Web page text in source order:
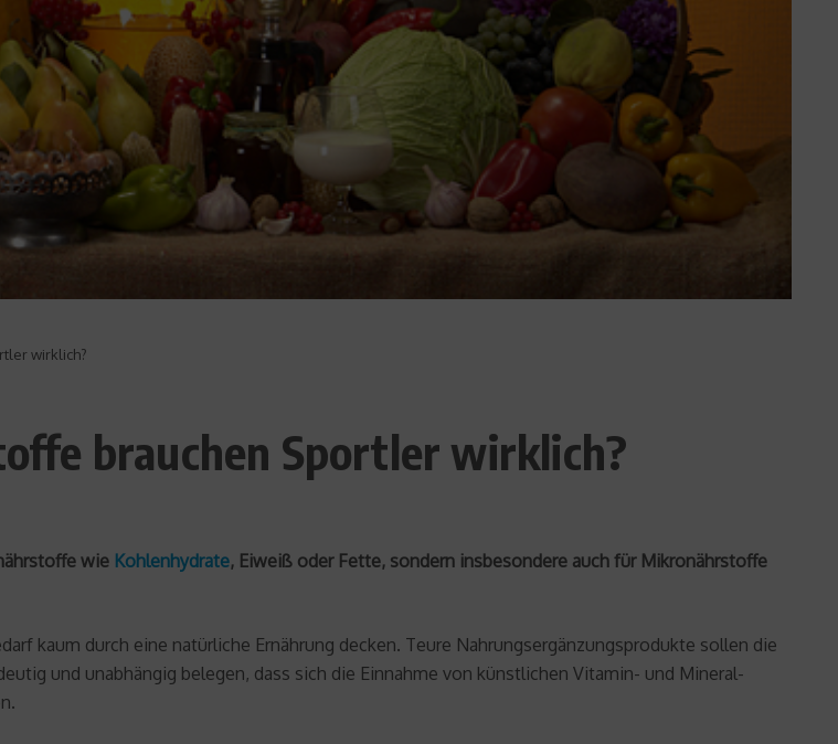
wirklich?
brauchen Sportler wirklich?
wie Kohlenhydrate, Eiweiß oder Fette, sondern insbesondere auch für Mikronährstoffe
kaum durch eine natürliche Ernährung decken. Teure Nahrungsergänzungsprodukte sollen die
und unabhängig belegen, dass sich die Einnahme von künstlichen Vitamin- und Mineral-